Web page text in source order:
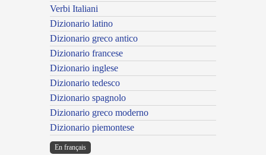
Verbi Italiani
Dizionario latino
Dizionario greco antico
Dizionario francese
Dizionario inglese
Dizionario tedesco
Dizionario spagnolo
Dizionario greco moderno
Dizionario piemontese
En français